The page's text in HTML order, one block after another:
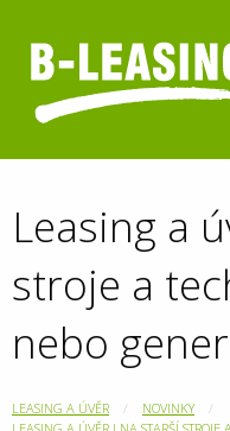
Leasing a
stroje a
nebo
LEASING A ÚVĚR
NOVINKY